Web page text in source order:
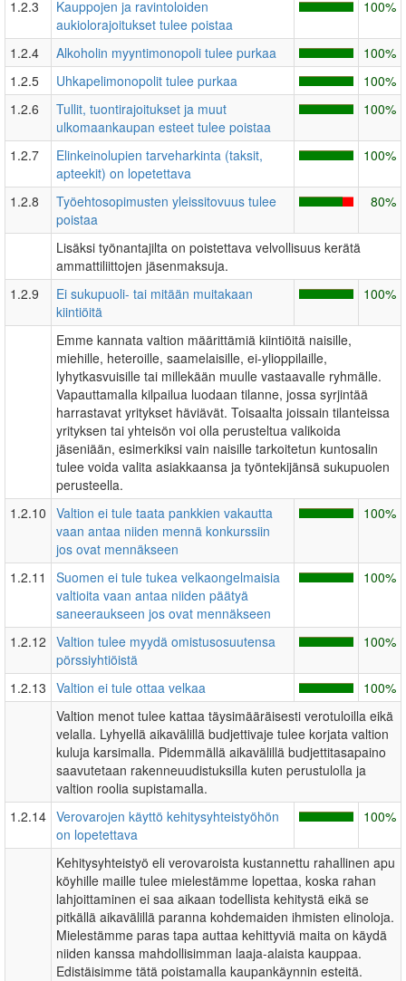
1.2.3
Kauppojen ja ravintoloiden
aukiolorajoitukset tulee poistaa
100%
1.2.4 Alkoholin myyntimonopoli tulee purkaa
100%
1.2.5
Uhkapelimonopolit tulee purkaa
100%
1.2.6
Tullit, tuontirajoitukset ja muut
ulkomaankaupan esteet tulee poistaa
100%
1.2.7
Elinkeinolupien tarveharkinta (taksit,
apteekit) on lopetettava
100%
1.2.8
Työehtosopimusten yleissitovuus tulee
poistaa
80%
Lisäksi työnantajilta on poistettava velvollisuus kerätä
ammattiliittojen jäsenmaksuja.
1.2.9
Ei sukupuoli- tai mitään muitakaan
kiintiöitä
100%
Emme kannata valtion määrittämiä kiintiöitä naisille,
miehille, heteroille, saamelaisille, ei-ylioppilaille,
lyhytkasvuisille tai millekään muulle vastaavalle ryhmälle.
Vapauttamalla kilpailua luodaan tilanne, jossa syrjintää
harrastavat yritykset häviävät. Toisaalta joissain tilanteissa
yrityksen tai yhteisön voi olla perusteltua valikoida
jäseniään, esimerkiksi vain naisille tarkoitetun kuntosalin
tulee voida valita asiakkaansa ja työntekijänsä sukupuolen
perusteella.
1.2.10 Valtion ei tule taata pankkien vakautta
vaan antaa niiden mennä konkurssiin
jos ovat mennäkseen
100%
1.2.11
Suomen ei tule tukea velkaongelmaisia
valtioita vaan antaa niiden päätyä
saneeraukseen jos ovat mennäkseen
100%
1.2.12 Valtion tulee myydä omistusosuutensa
pörssiyhtiöistä
100%
1.2.13 Valtion ei tule ottaa velkaa
100%
Valtion menot tulee kattaa täysimääräisesti verotuloilla eikä
velalla. Lyhyellä aikavälillä budjettivaje tulee korjata valtion
kuluja karsimalla. Pidemmällä aikavälillä budjettitasapaino
saavutetaan rakenneuudistuksilla kuten perustulolla ja
valtion roolia supistamalla.
1.2.14 Verovarojen käyttö kehitysyhteistyöhön
on lopetettava
100%
Kehitysyhteistyö eli verovaroista kustannettu rahallinen apu
köyhille maille tulee mielestämme lopettaa, koska rahan
lahjoittaminen ei saa aikaan todellista kehitystä eikä se
pitkällä aikavälillä paranna kohdemaiden ihmisten elinoloja.
Mielestämme paras tapa auttaa kehittyviä maita on käydä
niiden kanssa mahdollisimman laaja-alaista kauppaa.
Edistäisimme tätä poistamalla kaupankäynnin esteitä.